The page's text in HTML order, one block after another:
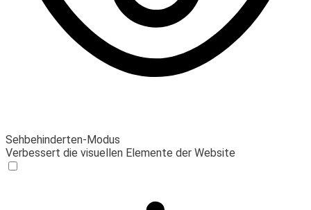
Sehbehinderten-Modus
Verbessert die visuellen Elemente der Website